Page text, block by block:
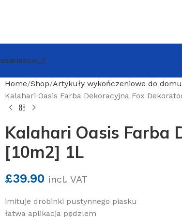
SALE
Home Shop Artykuły wykończeniowe do
Kalahari Oasis Farba Dekoracyjna Fox
Kalahari Oasis Farba
[10m2] 1L
£39.90 incl. VAT
imituje drobinki pustynnego piasku
łatwa aplikacja pędzlem